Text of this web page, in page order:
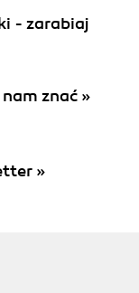
- zarabiaj
znać »
»